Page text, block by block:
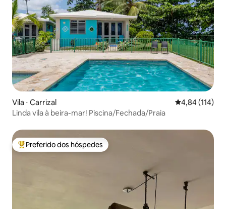
Vila ⋅ Carrizal 4,84 de uma
4,84 (114)
Linda vila à beira-mar! Piscina/Fechada/Praia
Entre os melhores preferidos dos hóspedes
Preferido dos hóspedes